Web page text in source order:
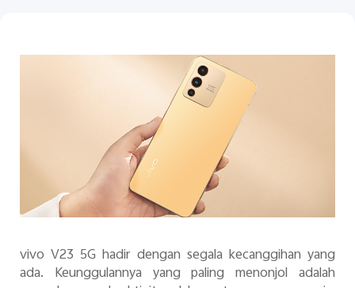
Indonesia | Pilih negara/wilayah
vivo V23 5G hadir dengan segala kecanggihan yang
ada. Keunggulannya yang paling menonjol adalah